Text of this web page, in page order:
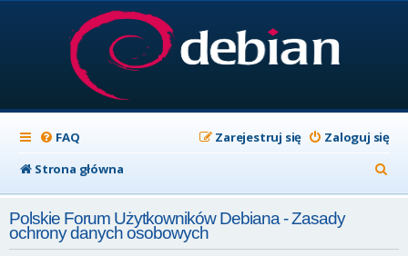
FAQ Zaloguj się
Zarejestruj się
Strona główna
z
k
Polskie Forum Użytkowników Debiana - Zasady
ochrony danych osobowych